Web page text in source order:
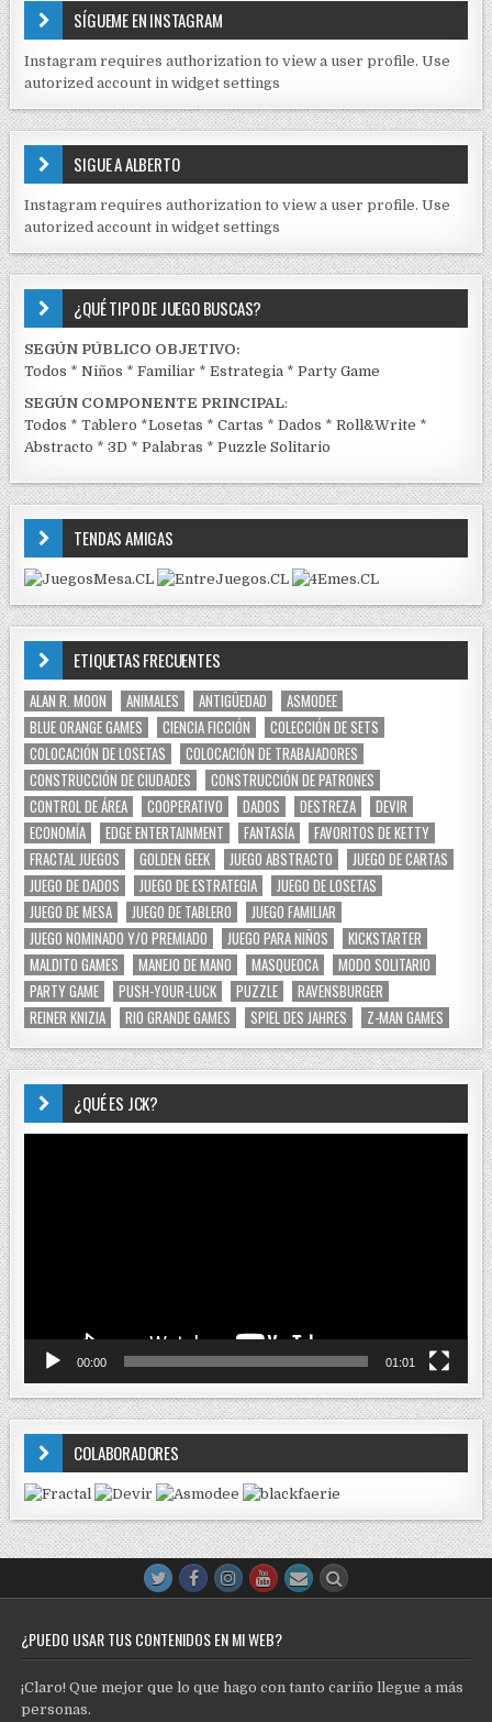
I
D
S
E
J
C
K
SÍGUEME EN INSTAGRAM
Instagram requires authorization to view a user profile. Use
autorized account in widget settings
SIGUE A ALBERTO
Instagram requires authorization to view a user profile. Use
autorized account in widget settings
¿QUÉ TIPO DE JUEGO BUSCAS?
SEGÚN PÚBLICO OBJETIVO:
Todos *Niños *Familiar *Estrategia *Party Game
SEGÚN COMPONENTE PRINCIPAL:
Todos *Tablero *Losetas *Cartas *Dados *Roll&Write *
Abstracto *3D *Palabras *Puzzle Solitario
TENDAS AMIGAS
ETIQUETAS FRECUENTES
ALAN R. MOON ANIMALES ANTIGÜEDAD
ASMODEE
BLUE ORANGE GAMES
CIENCIA FICCIÓN
COLECCIÓN DE SETS
COLOCACIÓN DE LOSETAS
COLOCACIÓN DE TRABAJADORES
CONSTRUCCIÓN DE CIUDADES
CONSTRUCCIÓN DE PATRONES
CONTROL DE ÁREA
COOPERATIVO DADOS DESTREZA
DEVIR
ECONOMÍA
EDGE ENTERTAINMENT FANTASÍA
FAVORITOS DE KETTY
FRACTAL JUEGOS
GOLDEN GEEK JUEGO ABSTRACTO
JUEGO DE CARTAS
JUEGO DE DADOS
JUEGO DE ESTRATEGIA
JUEGO DE LOSETAS
JUEGO DE MESA
JUEGO DE TABLERO
JUEGO FAMILIAR
JUEGO NOMINADO Y/O PREMIADO
JUEGO PARA NIÑOS
KICKSTARTER
MALDITO GAMES
MANEJO DE MANO MASQUEOCA
MODO SOLITARIO
PARTY GAME
PUSH-YOUR-LUCK PUZZLE
RAVENSBURGER
REINER KNIZIA
RIO GRANDE GAMES SPIEL DES JAHRES Z-MAN GAMES
¿QUÉ ES JCK?
00:00 01:01
COLABORADORES
¿PUEDO USAR TUS CONTENIDOS EN MI WEB?
¡Claro! Que mejor que lo que hago con tanto cariño llegue a más
personas.